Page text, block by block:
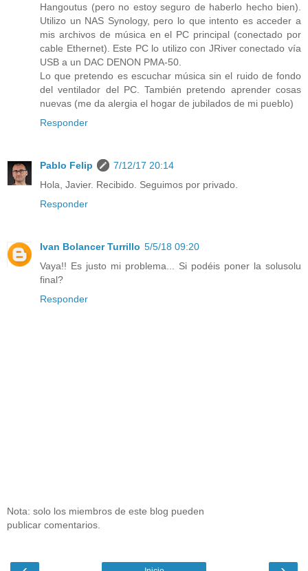
Hangoutus (pero no estoy seguro de haberlo hecho bien).
Utilizo un NAS Synology, pero lo que intento es acceder a
mis archivos de música en el PC principal (conectado por
cable Ethernet). Este PC lo utilizo con JRiver conectado vía
USB a un DAC DENON PMA-50.
Lo que pretendo es escuchar música sin el ruido de fondo
del ventilador del PC. También pretendo aprender cosas
nuevas (me da alergia el hogar de jubilados de mi pueblo)
Responder
Pablo Felip
7/12/17 20:14
Hola, Javier. Recibido. Seguimos por privado.
Responder
Ivan Bolancer Turrillo 5/5/18 09:20
Vaya!! Es justo mi problema... Si podéis poner la solusolu
final?
Responder
Nota: solo los miembros de este blog pueden
publicar comentarios.